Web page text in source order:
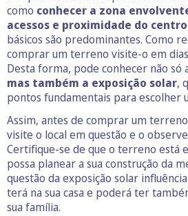
como conhecer a zona
acessos e proximidade do centro
básicos são predominantes. Como
comprar um terreno visite-o em
Desta forma, pode conhecer não só
mas também a exposição solar,
pontos fundamentais para escolher
Assim, antes de comprar um
visite o local em questão e o
Certifique-se de que o terreno está
possa planear a sua construção da
questão da exposição solar
terá na sua casa e poderá ter
sua família.